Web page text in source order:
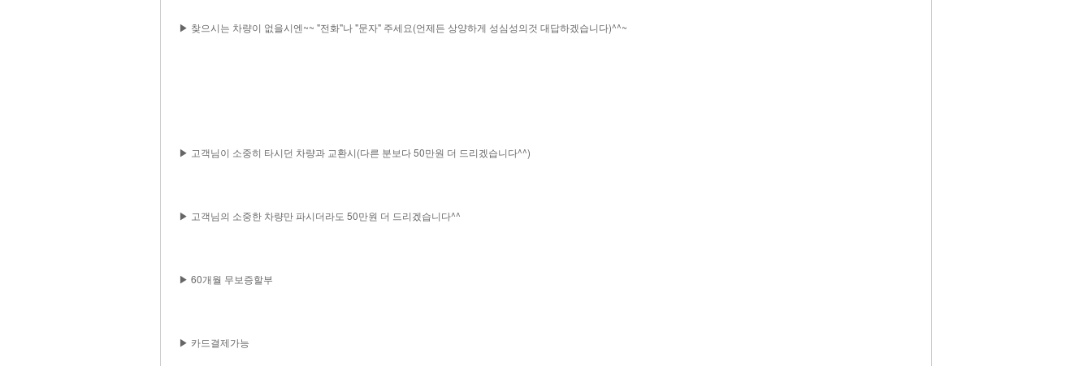
▶ 찾으시는 차량이 없을시엔~~ "전화"나 "문자" 주세요(언제든 상양하게 성심성의것 대답하겠습니다)^^~
▶ 고객님이 소중히 타시던 차량과 교환시(다른 분보다 50만원 더 드리겠습니다^^)
▶ 고객님의 소중한 차량만 파시더라도 50만원 더 드리겠습니다^^
▶ 60개월 무보증할부
▶ 카드결제가능